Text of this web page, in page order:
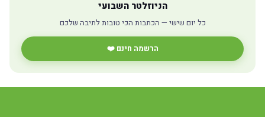
הניוזלטר השבועי
כל יום שישי — הכתבות הכי טובות לתיבה שלכם
הרשמה חינם ❤️